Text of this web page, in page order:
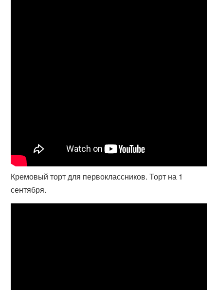
Кремовый торт для первоклассников. Торт на 1
сентября.